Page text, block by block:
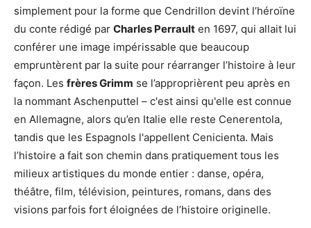
simplement pour la forme que Cendrillon devint l’héroïne
du conte rédigé par Charles Perrault en 1697, qui allait lui
conférer une image impérissable que beaucoup
empruntèrent par la suite pour réarranger l’histoire à leur
façon. Les frères Grimm se l’approprièrent peu après en
la nommant Aschenputtel – c'est ainsi qu'elle est connue
en Allemagne, alors qu’en Italie elle reste Cenerentola,
tandis que les Espagnols l'appellent Cenicienta. Mais
l’histoire a fait son chemin dans pratiquement tous les
milieux artistiques du monde entier : danse, opéra,
théâtre, film, télévision, peintures, romans, dans des
visions parfois fort éloignées de l’histoire originelle.